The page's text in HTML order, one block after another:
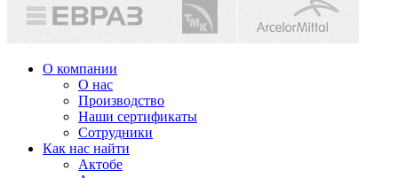
О компании
О нас
Производство
Наши сертификаты
Сотрудники
Как нас найти
Актобе